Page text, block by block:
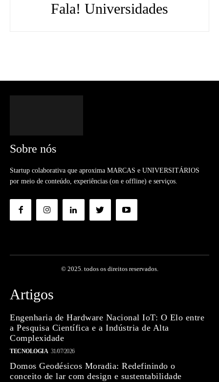
Fala! Universidades
Sobre nós
Startup colaborativa que aproxima MARCAS e UNIVERSITÁRIOS
por meio de conteúdo, experiências (on e offline) e serviços.
© 2025. todos os direitos reservados.
Artigos
Engenharia de Hardware Nacional IoT: O Elo entre
a Pesquisa Científica e a Indústria de Alta
Complexidade
TECNOLOGIA 31/07/2026
Domos Geodésicos Moradia: Redefinindo o
conceito de lar com design e sustentabilidade